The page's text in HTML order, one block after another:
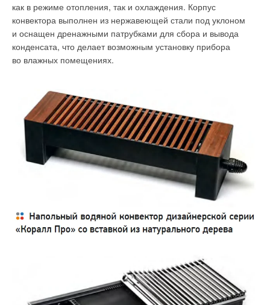
как в режиме отопления, так и охлаждения. Корпус
конвектора выполнен из нержавеющей стали под уклоном
и оснащен дренажными патрубками для сбора и вывода
конденсата, что делает возможным установку прибора
во влажных помещениях.